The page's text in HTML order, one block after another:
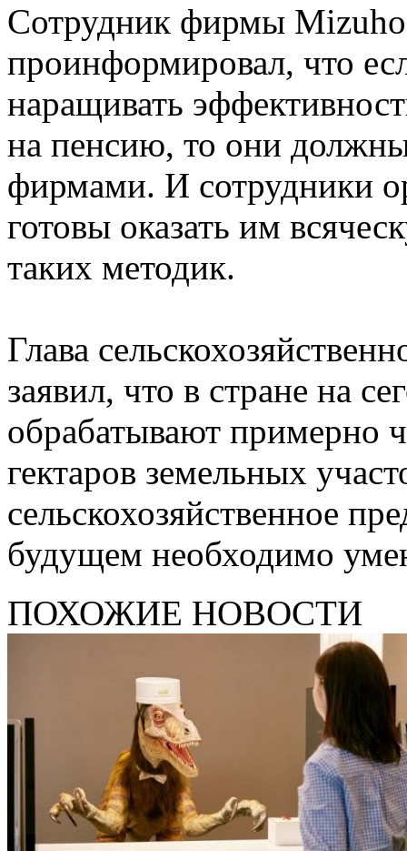
Сотрудник фирмы
проинформировал, что
наращивать
на пенсию, то они
фирмами. И сотрудники
готовы оказать им
таких методик.
Глава
заявил, что в стране на
обрабатывают примерно
гектаров земельных
сельскохозяйственное
будущем необходимо
ПОХОЖИЕ НОВОСТИ